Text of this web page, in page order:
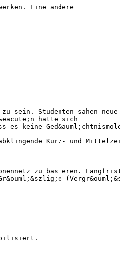
Eine andere
zu sein. Studenten sahen
hatte sich
keine
Kurz- und
zu basieren.